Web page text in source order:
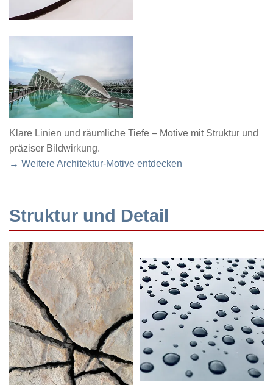
Klare Linien und räumliche Tiefe – Motive mit Struktur und
präziser Bildwirkung.
→ Weitere Architektur-Motive entdecken
Struktur und Detail